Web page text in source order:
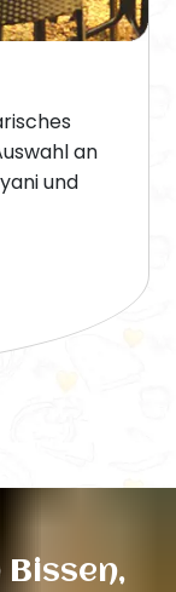
an
und
Bissen,